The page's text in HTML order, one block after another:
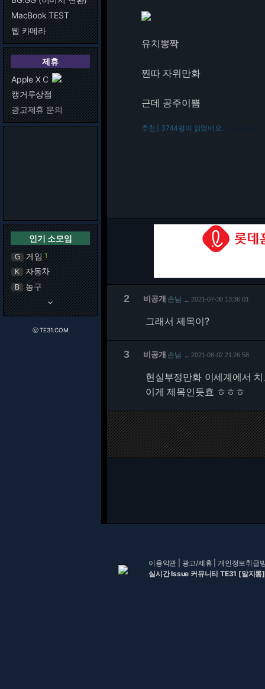
MacBook TEST
웹 카메라
제휴
Apple X C
캥거루상점
광고제휴 문의
인기 소모임
G 게임 1
K 자동차
B 농구
keyboard_arrow_down
ⓒ TE31.COM
유치뽕짝
찐따 자위만화
근데 공주이쁨
추천 | 3744명이 읽었어요.
2 비공개 손님 2021-07-30 13:36:01
그래서 제목이?
3 비공개 손님 2021-08-02 21:26:58
현실부정만화 이세계에서
이게 제목인듯효 ㅎㅎㅎ
이용약관 광고/제휴 |개인정보취급
실시간 Issue 커뮤니티 TE31 [알지